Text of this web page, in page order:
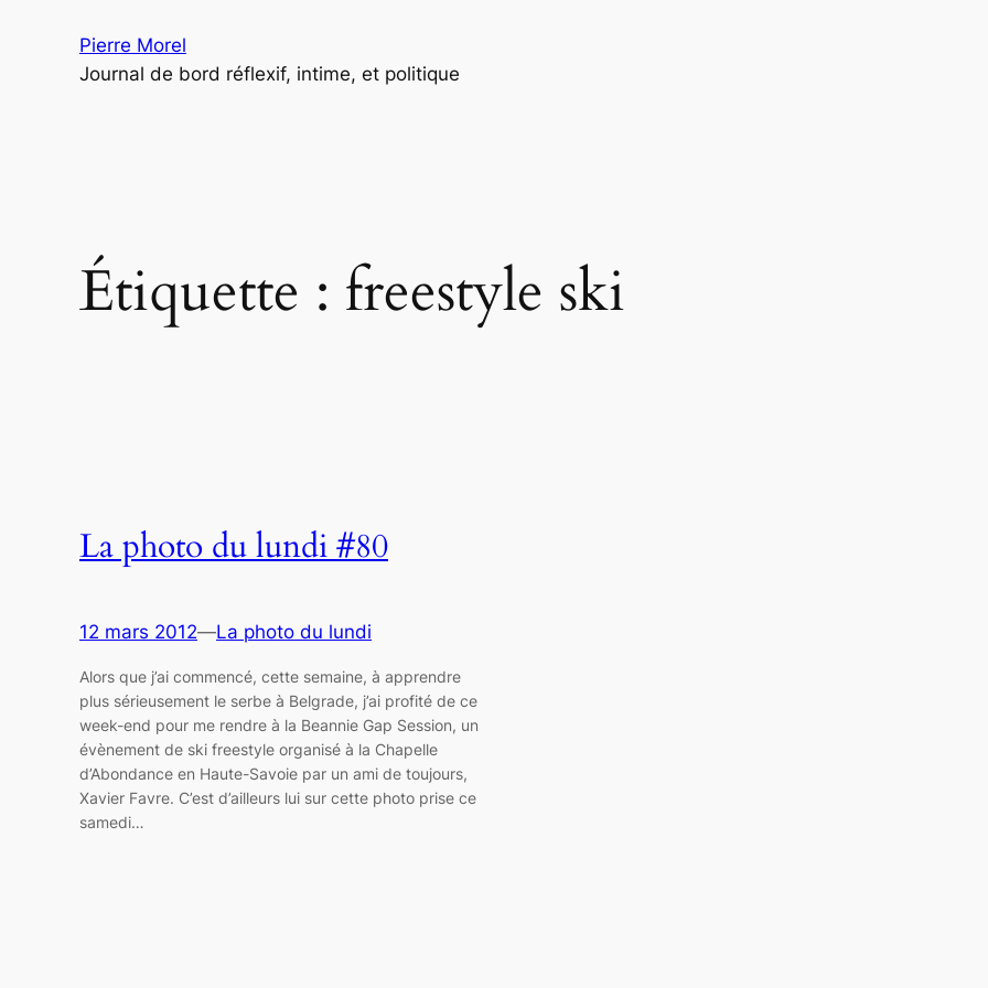
Pierre Morel
Journal de bord réflexif, intime, et politique
Étiquette : freestyle ski
La photo du lundi #80
12 mars 2012—La photo du lundi
Alors que j’ai commencé, cette semaine, à apprendre
plus sérieusement le serbe à Belgrade, j’ai profité de ce
week-end pour me rendre à la Beannie Gap Session, un
évènement de ski freestyle organisé à la Chapelle
d’Abondance en Haute-Savoie par un ami de toujours,
Xavier Favre. C’est d’ailleurs lui sur cette photo prise ce
samedi…